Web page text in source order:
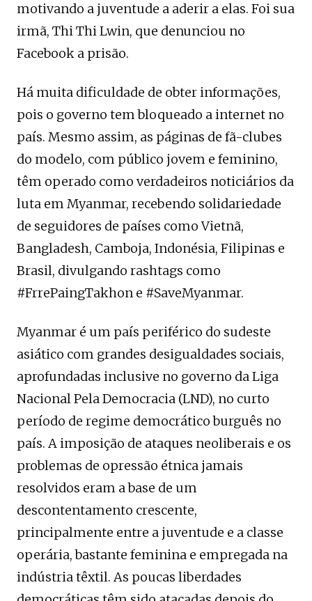
motivando a juventude a aderir a elas. Foi sua
irmã, Thi Thi Lwin, que denunciou no
Facebook a prisão.
Há muita dificuldade de obter informações,
pois o governo tem bloqueado a internet no
país. Mesmo assim, as páginas de fã-clubes
do modelo, com público jovem e feminino,
têm operado como verdadeiros noticiários da
luta em Myanmar, recebendo solidariedade
de seguidores de países como Vietnã,
Bangladesh, Camboja, Indonésia, Filipinas e
Brasil, divulgando rashtags como
#FrrePaingTakhon e #SaveMyanmar.
Myanmar é um país periférico do sudeste
asiático com grandes desigualdades sociais,
aprofundadas inclusive no governo da Liga
Nacional Pela Democracia (LND), no curto
período de regime democrático burguês no
país. A imposição de ataques neoliberais e os
problemas de opressão étnica jamais
resolvidos eram a base de um
descontentamento crescente,
principalmente entre a juventude e a classe
operária, bastante feminina e empregada na
indústria têxtil. As poucas liberdades